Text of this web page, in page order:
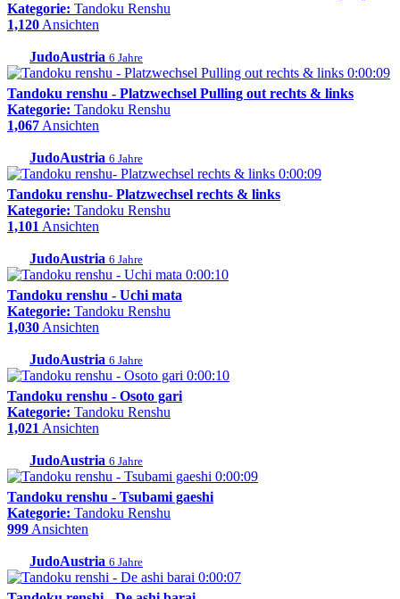
Kategorie: Tandoku Renshu
1,120Ansichten
JudoAustria 6 Jahre
0:00:09
Tandoku renshu - Platzwechsel Pulling out rechts & links
Kategorie: Tandoku Renshu
1,067Ansichten
JudoAustria 6 Jahre
0:00:09
Tandoku renshu- Platzwechsel rechts & links
Kategorie: Tandoku Renshu
1,101Ansichten
JudoAustria 6 Jahre
0:00:10
Tandoku renshu - Uchi mata
Kategorie: Tandoku Renshu
1,030Ansichten
JudoAustria 6 Jahre
0:00:10
Tandoku renshu - Osoto gari
Kategorie: Tandoku Renshu
1,021Ansichten
JudoAustria 6 Jahre
0:00:09
Tandoku renshu - Tsubami gaeshi
Kategorie: Tandoku Renshu
999Ansichten
JudoAustria 6 Jahre
0:00:07